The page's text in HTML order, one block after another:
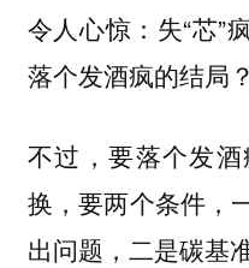
令人心惊：失“芯”
落个发酒疯的结局？
不过，要落个发
换，要两个条件，
出问题，二是碳基